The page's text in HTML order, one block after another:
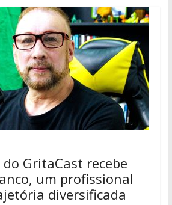
GritaCast recebe
um profissional
diversificada